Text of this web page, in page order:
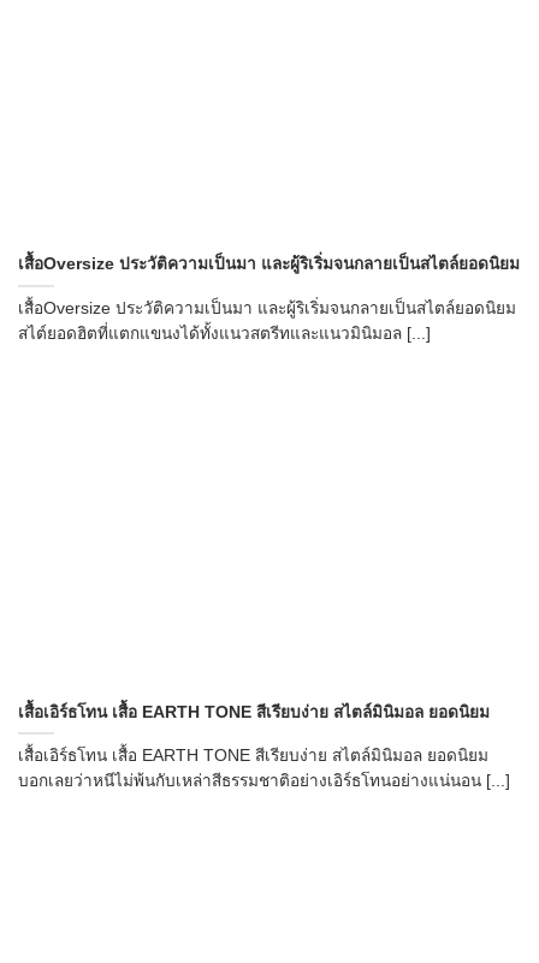
เสื้อOversize ประวัติความเป็นมา และผู้ริเริ่มจนกลายเป็นสไตล์ยอดนิยม
เสื้อOversize ประวัติความเป็นมา และผู้ริเริ่มจนกลายเป็นสไตล์ยอดนิยม
สไต์ยอดฮิตที่แตกแขนงได้ทั้งแนวสตรีทและแนวมินิมอล [...]
เสื้อเอิร์ธโทน เสื้อ EARTH TONE สีเรียบง่าย สไตล์มินิมอล ยอดนิยม
เสื้อเอิร์ธโทน เสื้อ EARTH TONE สีเรียบง่าย สไตล์มินิมอล ยอดนิยม
บอกเลยว่าหนีไม่พ้นกับเหล่าสีธรรมชาติอย่างเอิร์ธโทนอย่างแน่นอน [...]